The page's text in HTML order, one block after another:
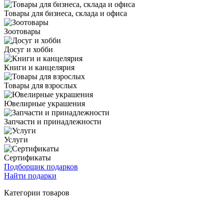
Товары для бизнеса, склада и офиса
Зоотовары
Досуг и хобби
Книги и канцелярия
Товары для взрослых
Ювелирные украшения
Запчасти и принадлежности
Услуги
Сертификаты
Подборщик подарков
Найти подарки
Категории товаров